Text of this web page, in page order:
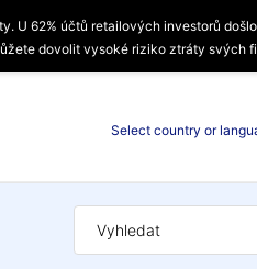
62% účtů retailových investorů
dovolit vysoké riziko ztráty svých
Select country or